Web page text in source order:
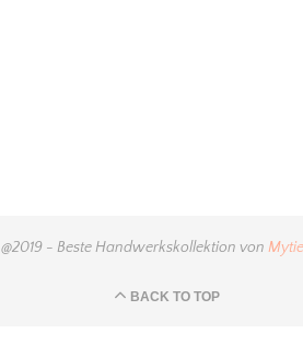
@2019 - Beste Handwerkskollektion von
BACK TO TOP